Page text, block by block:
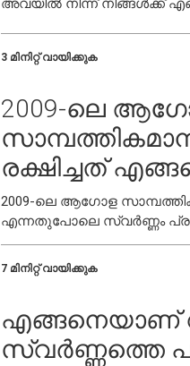
അവയിൽ നിന്ന് നിങ്ങൾക്ക്
3 മിനിറ്റ് വായിക്കുക
2009-ലെ
രക്ഷിച്ചത്
2009-ലെ ആഗോള
എന്നതുപോലെ സ്വർണ്ണം
കാണാം
7 മിനിറ്റ് വായിക്കുക
എങ്ങനെയാണ്
സ്വർണ്ണത്തെ